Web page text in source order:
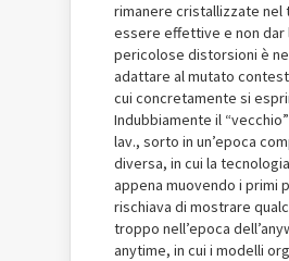
rimanere cristallizzate nel
essere effettive e non dar
pericolose distorsioni è
adattare al mutato
cui concretamente si
Indubbiamente il
lav., sorto in un’epoca
diversa, in cui la
appena muovendo i primi
rischiava di mostrare
troppo nell’epoca
anytime, in cui i modelli